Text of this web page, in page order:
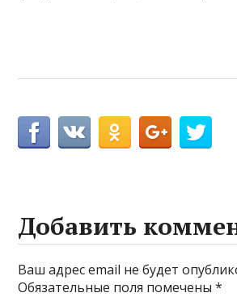
Добавить
Ваш адрес email не будет
Обязательные поля помечены*